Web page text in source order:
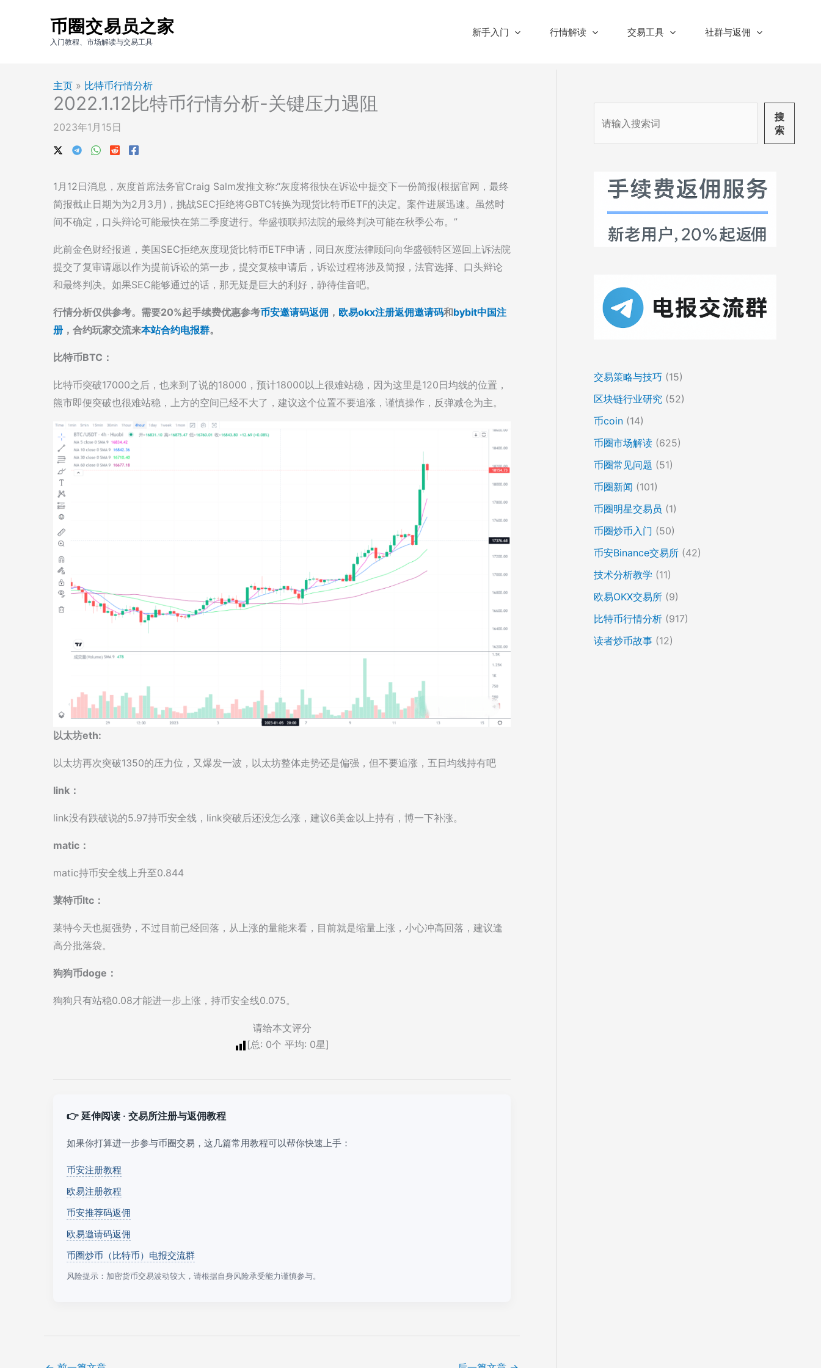
币圈交易员之家
入门教程、市场解读与交易工具
新手入门 行情解读 交易工具 社群与返佣
主页 » 比特币行情分析
2022.1.12比特币行情分析-关键压力遇阻
2023年1月15日
1月12日消息，灰度首席法务官Craig Salm发推文称:“灰度将很快在诉讼中提交下一份简报(根据官网，最终
简报截止日期为为2月3月)，挑战SEC拒绝将GBTC转换为现货比特币ETF的决定。案件进展迅速。虽然时
间不确定，口头辩论可能最快在第二季度进行。华盛顿联邦法院的最终判决可能在秋季公布。”
此前金色财经报道，美国SEC拒绝灰度现货比特币ETF申请，同日灰度法律顾问向华盛顿特区巡回上诉法院
提交了复审请愿以作为提前诉讼的第一步，提交复核申请后，诉讼过程将涉及简报，法官选择、口头辩论
和最终判决。如果SEC能够通过的话，那无疑是巨大的利好，静待佳音吧。
行情分析仅供参考。需要20%起手续费优惠参考币安邀请码返佣 ， 欧易okx注册返佣邀请码和bybit中国注
册 ，合约玩家交流来本站合约电报群。
比特币BTC：
比特币突破17000之后，也来到了说的18000，预计18000以上很难站稳，因为这里是120日均线的位置，
熊市即便突破也很难站稳，上方的空间已经不大了，建议这个位置不要追涨，谨慎操作，反弹减仓为主。
以太坊eth:
以太坊再次突破1350的压力位，又爆发一波，以太坊整体走势还是偏强，但不要追涨，五日均线持有吧
link：
link没有跌破说的5.97持币安全线，link突破后还没怎么涨，建议6美金以上持有，博一下补涨。
matic：
matic持币安全线上升至0.844
莱特币ltc：
莱特今天也挺强势，不过目前已经回落，从上涨的量能来看，目前就是缩量上涨，小心冲高回落，建议逢
高分批落袋。
狗狗币doge：
狗狗只有站稳0.08才能进一步上涨，持币安全线0.075。
请给本文评分
[总: 0个 平均: 0星]
👉 延伸阅读 · 交易所注册与返佣教程
如果你打算进一步参与币圈交易，这几篇常用教程可以帮你快速上手：
币安注册教程
欧易注册教程
币安推荐码返佣
欧易邀请码返佣
币圈炒币（比特币）电报交流群
风险提示：加密货币交易波动较大，请根据自身风险承受能力谨慎参与。
搜
索
交易策略与技巧 (15)
区块链行业研究 (52)
币coin (14)
币圈市场解读 (625)
币圈常见问题 (51)
币圈新闻 (101)
币圈明星交易员 (1)
币圈炒币入门 (50)
币安Binance交易所 (42)
技术分析教学 (11)
欧易OKX交易所 (9)
比特币行情分析 (917)
读者炒币故事 (12)